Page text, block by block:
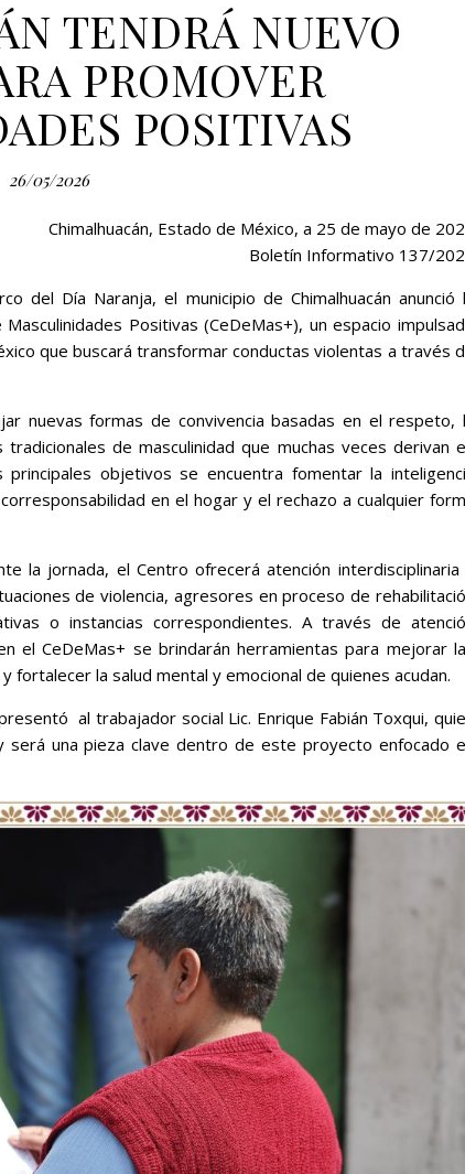
TENDRÁ NUEVO
PROMOVER
POSITIVAS
26/05/2026
Chimalhuacán, Estado de México, a 25 de mayo de
Boletín Informativo 137/
del Día Naranja, el municipio de Chimalhuacán anunció
Positivas (CeDeMas+), un espacio
que buscará transformar conductas violentas a través
nuevas formas de convivencia basadas en el respeto,
de masculinidad que muchas veces derivan
objetivos se encuentra fomentar la
en el hogar y el rechazo a cualquier
la jornada, el Centro ofrecerá atención interdisciplinaria
de violencia, agresores en proceso de
o instancias correspondientes. A través de
el CeDeMas+ se brindarán herramientas para mejorar
fortalecer la salud mental y emocional de quienes acudan.
al trabajador social Lic. Enrique Fabián Toxqui,
será una pieza clave dentro de este proyecto enfocado